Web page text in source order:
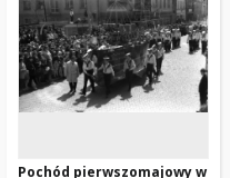
Pochód pierwszomajowy w